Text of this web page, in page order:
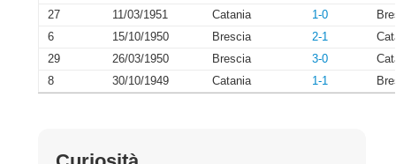
27
11/03/1951 Catania 1-0
6
15/10/1950 Brescia 2-1
29
26/03/1950 Brescia 3-0
8
30/10/1949 Catania 1-1